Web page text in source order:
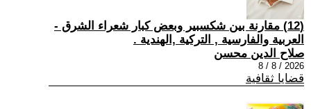
(12) مقارنة بين شكسبير وبعض كبار شعراء الشرق -
العربية والفارسية , التركية ,الهندية .
صلاح الدين محسن
2026 / 8 / 8
قضايا ثقافية